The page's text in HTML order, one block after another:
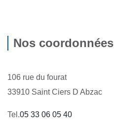
Nos coordonnées
106 rue du fourat
33910 Saint Ciers D Abzac
Tel.05 33 06 05 40